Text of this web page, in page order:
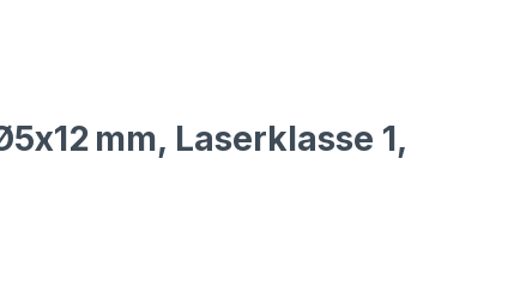
mm, Laserklasse 1,